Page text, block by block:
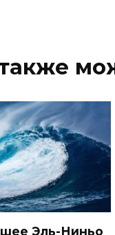
Эль-Ниньо